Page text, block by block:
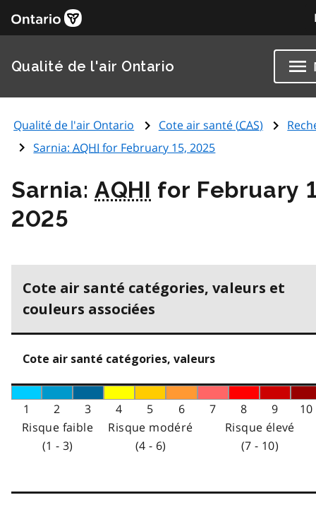
Qualité de l'air Ontario
Qualité de l'air Ontario Cote air santé (CAS)
Sarnia:AQHI for February 15, 2025
Sarnia:AQHI for February
2025
Cote air santé catégories, valeurs et
couleurs associées
Cote air santé catégories, valeurs
1 2 3 4 5 6 7 8 9
10
Risque faible
(1 - 3)
Risque modéré
(4 - 6)
Risque élevé
(7 - 10)